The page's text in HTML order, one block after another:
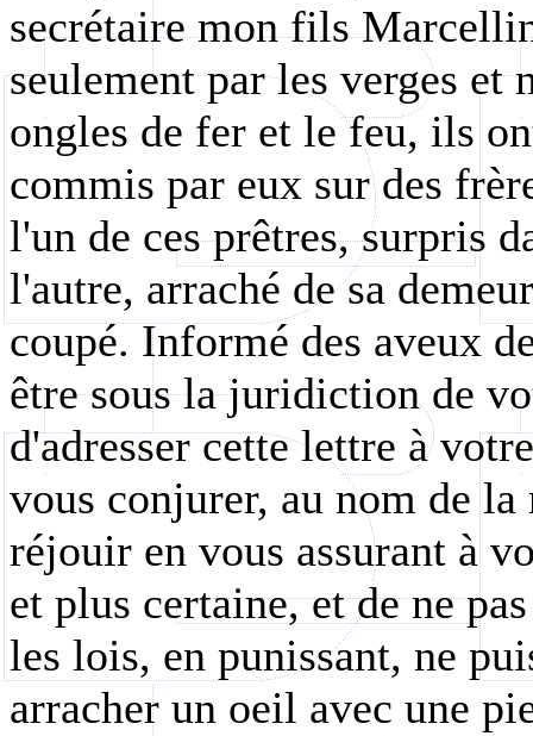
secrétaire mon fils
seulement par les verges
ongles de fer et le feu, ils
commis par eux sur des
l'un de ces prêtres, surpris
l'autre, arraché de sa
coupé. Informé des aveux
être sous la juridiction de
d'adresser cette lettre à
vous conjurer, au nom de
réjouir en vous assurant à
et plus certaine, et de ne
les lois, en punissant, ne
arracher un oeil avec une